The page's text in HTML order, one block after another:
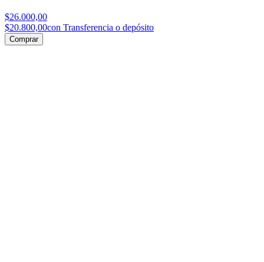
$26.000,00
$20.800,00con Transferencia o depósito
Comprar